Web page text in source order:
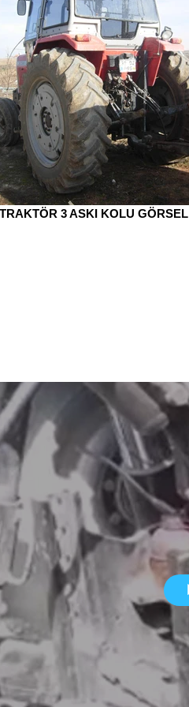
TRAKTÖR 3 ASKI KOLU GÖRSEL